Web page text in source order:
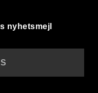
nyhetsmejl